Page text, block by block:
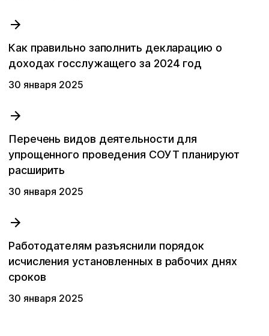
Как правильно заполнить декларацию о
доходах госслужащего за 2024 год
30 января 2025
Перечень видов деятельности для
упрощенного проведения СОУТ планируют
расширить
30 января 2025
Работодателям разъяснили порядок
исчисления установленных в рабочих днях
сроков
30 января 2025